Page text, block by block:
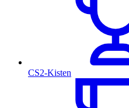
CS2-Kisten